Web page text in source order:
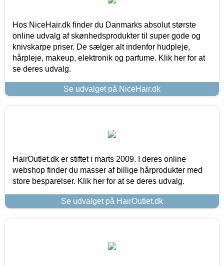
Hos NiceHair.dk finder du Danmarks absolut største
online udvalg af skønhedsprodukter til super gode og
knivskarpe priser. De sælger alt indenfor hudpleje,
hårpleje, makeup, elektronik og parfume. Klik her for at
se deres udvalg.
Se udvalget på NiceHair.dk
HairOutlet.dk er stiftet i marts 2009. I deres online
webshop finder du masser af billige hårprodukter med
store besparelser. Klik her for at se deres udvalg.
Se udvalget på HairOutlet.dk